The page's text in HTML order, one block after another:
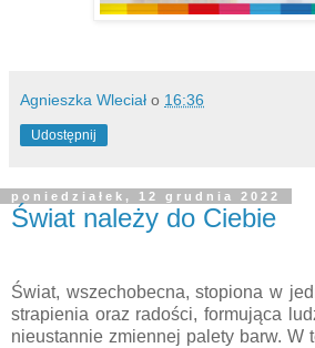
Agnieszka Wleciał o 16:36
Udostępnij
poniedziałek, 12 grudnia 2022
Świat należy do Ciebie
Świat, wszechobecna, stopiona w
strapienia oraz radości, formująca
nieustannie zmiennej palety barw. W